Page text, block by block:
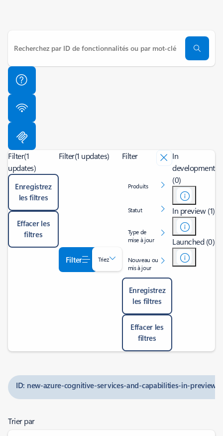
Filter(1
updates)
Enregistrez
les filtres
Effacer les
filtres
Filter(1 updates)
Filter Triez
Filter
Produits
Statut
Type de
mise à jour
Nouveau ou
mis à jour
Enregistrez
les filtres
Effacer les
filtres
In
development
(0)
In preview (1)
Launched (0)
ID: new-azure-cognitive-services-and-capabilities-in-preview
Trier par